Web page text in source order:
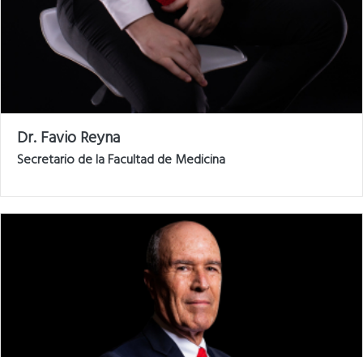
Dr. Favio Reyna
Secretario de la Facultad de Medicina